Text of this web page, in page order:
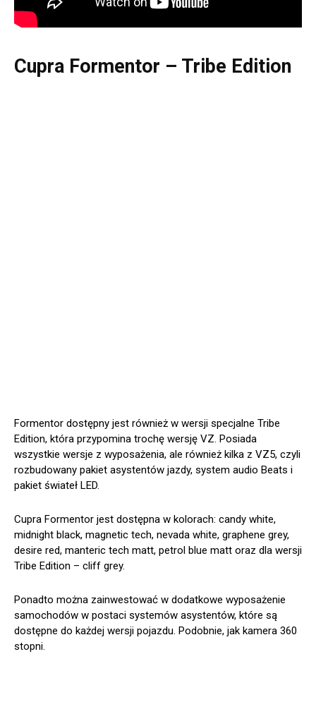
Cupra Formentor – Tribe Edition
Formentor dostępny jest również w wersji specjalne Tribe
Edition, która przypomina trochę wersję VZ. Posiada
wszystkie wersje z wyposażenia, ale również kilka z VZ5, czyli
rozbudowany pakiet asystentów jazdy, system audio Beats i
pakiet świateł LED.
Cupra Formentor jest dostępna w kolorach: candy white,
midnight black, magnetic tech, nevada white, graphene grey,
desire red, manteric tech matt, petrol blue matt oraz dla wersji
Tribe Edition – cliff grey.
Ponadto można zainwestować w dodatkowe wyposażenie
samochodów w postaci systemów asystentów, które są
dostępne do każdej wersji pojazdu. Podobnie, jak kamera 360
stopni.